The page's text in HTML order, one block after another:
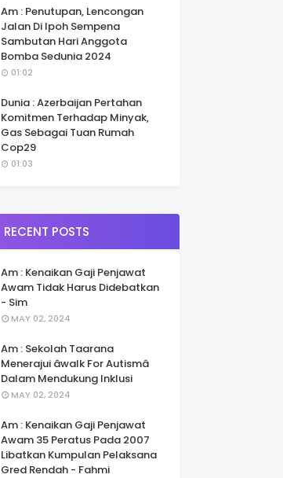
Am : Penutupan, Lencongan
Jalan Di Ipoh Sempena
Sambutan Hari Anggota
Bomba Sedunia 2024
01:02
Dunia : Azerbaijan Pertahan
Komitmen Terhadap Minyak,
Gas Sebagai Tuan Rumah
Cop29
01:03
RECENT POSTS
Am : Kenaikan Gaji Penjawat
Awam Tidak Harus Didebatkan
- Sim
MAY 02, 2024
Am : Sekolah Taarana
Menerajui âwalk For Autismâ
Dalam Mendukung Inklusi
MAY 02, 2024
Am : Kenaikan Gaji Penjawat
Awam 35 Peratus Pada 2007
Libatkan Kumpulan Pelaksana
Gred Rendah - Fahmi